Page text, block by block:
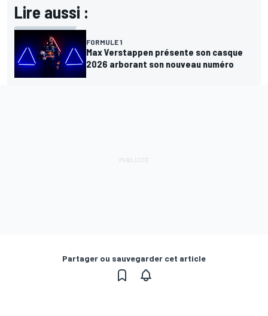
Lire aussi :
FORMULE 1
Max Verstappen présente son casque
2026 arborant son nouveau numéro
Partager ou sauvegarder cet article